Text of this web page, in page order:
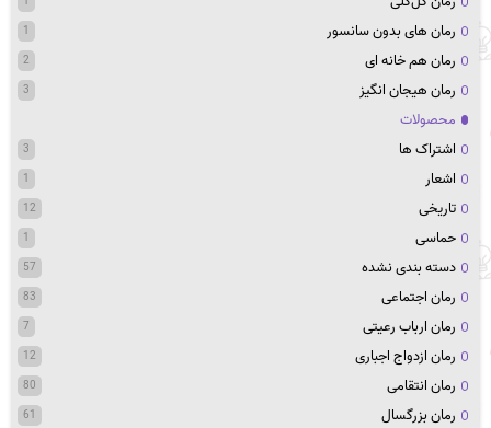
رمان های بدون سانسور 1
رمان هم خانه ای 2
رمان هیجان انگیز 3
محصولات
اشتراک ها
3
اشعار 1
تاریخی 12
حماسی 1
دسته بندی نشده 57
رمان اجتماعی 83
رمان ارباب رعیتی 7
رمان ازدواج اجباری 12
رمان انتقامی 80
رمان بزرگسال 61